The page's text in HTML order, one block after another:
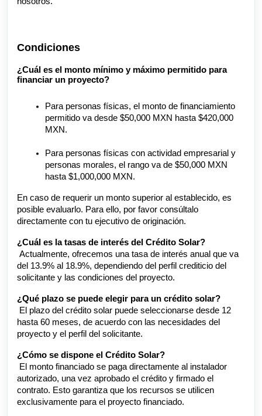
Condiciones
¿Cuál es el monto mínimo y máximo permitido para
financiar un proyecto?
Para personas físicas, el monto de financiamiento
permitido va desde $50,000 MXN hasta $420,000
MXN.
Para personas físicas con actividad empresarial y
personas morales, el rango va de $50,000 MXN
hasta $1,000,000 MXN.
En caso de requerir un monto superior al establecido, es
posible evaluarlo. Para ello, por favor consúltalo
directamente con tu ejecutivo de originación.
¿Cuál es la tasas de interés del Crédito Solar?
Actualmente, ofrecemos una tasa de interés anual que va
del 13.9% al 18.9%, dependiendo del perfil crediticio del
solicitante y las condiciones del proyecto.
¿Qué plazo se puede elegir para un crédito solar?
El plazo del crédito solar puede seleccionarse desde 12
hasta 60 meses, de acuerdo con las necesidades del
proyecto y el perfil del solicitante.
¿Cómo se dispone el Crédito Solar?
El monto financiado se paga directamente al instalador
autorizado, una vez aprobado el crédito y firmado el
contrato. Esto garantiza que los recursos se utilicen
exclusivamente para el proyecto financiado.